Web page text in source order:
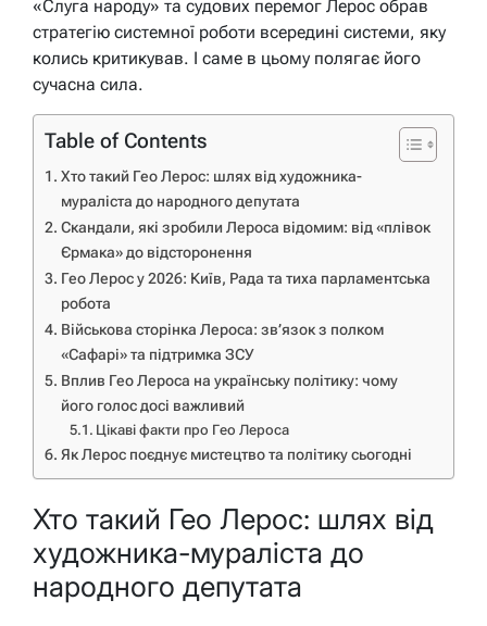
«Слуга народу» та судових перемог Лерос обрав
стратегію системної роботи всередині системи, яку
колись критикував. І саме в цьому полягає його
сучасна сила.
Table of Contents
Хто такий Гео Лерос: шлях від художника-
мураліста до народного депутата
Скандали, які зробили Лероса відомим: від «плівок
Єрмака» до відсторонення
Гео Лерос у 2026: Київ, Рада та тиха парламентська
робота
Військова сторінка Лероса: зв’язок з полком
«Сафарі» та підтримка ЗСУ
Вплив Гео Лероса на українську політику: чому
його голос досі важливий
Цікаві факти про Гео Лероса
Як Лерос поєднує мистецтво та політику сьогодні
Хто такий Гео Лерос: шлях від
художника-мураліста до
народного депутата